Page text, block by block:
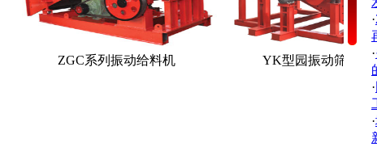
ZGC系列振动给料机 YK型园振动筛分机
·
·
·
·